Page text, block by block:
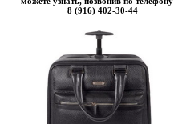
8 (916) 402-30-44